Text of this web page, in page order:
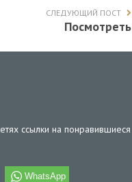
СЛЕДУЮЩИЙ ПОСТ
Посмотреть
ссылки на понравившиеся
WhatsApp